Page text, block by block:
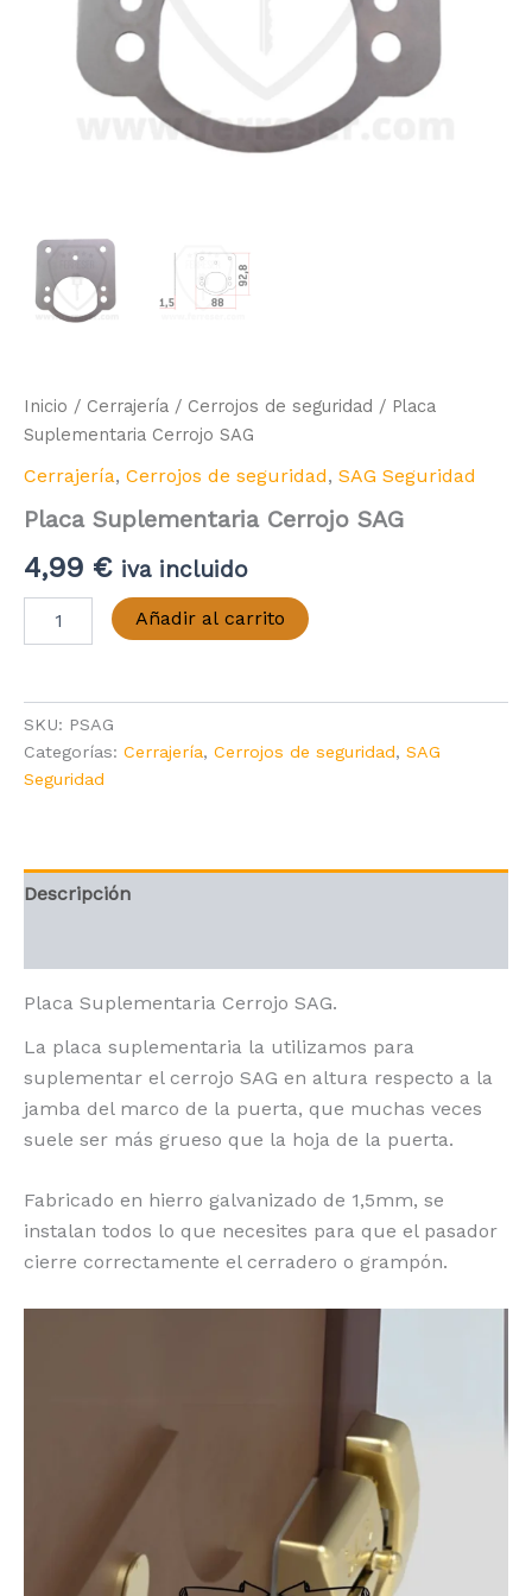
Inicio / Cerrajería / Cerrojos de seguridad / Placa
Suplementaria Cerrojo SAG
Cerrajería, Cerrojos de seguridad, SAG Seguridad
Placa Suplementaria Cerrojo SAG
4,99 € iva incluido
Suplementaria
cantidad
Añadir al carrito
SKU: PSAG
Categorías: Cerrajería, Cerrojos de seguridad, SAG
Seguridad
Descripción
Placa Suplementaria Cerrojo SAG.
La placa suplementaria la utilizamos para
suplementar el cerrojo SAG en altura respecto a la
jamba del marco de la puerta, que muchas veces
suele ser más grueso que la hoja de la puerta.
Fabricado en hierro galvanizado de 1,5mm, se
instalan todos lo que necesites para que el pasador
cierre correctamente el cerradero o grampón.